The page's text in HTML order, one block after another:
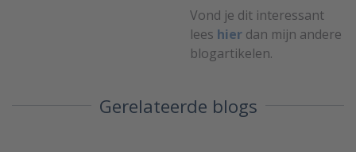
Vond je dit interessant
lees hier dan mijn andere
blogartikelen.
Gerelateerde blogs